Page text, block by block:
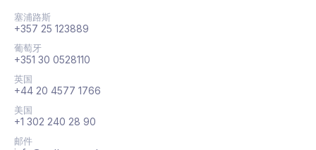
塞浦路斯
+357 25 123889
葡萄牙
+351 30 0528110
英国
+44 20 4577 1766
美国
+1 302 240 28 90
邮件